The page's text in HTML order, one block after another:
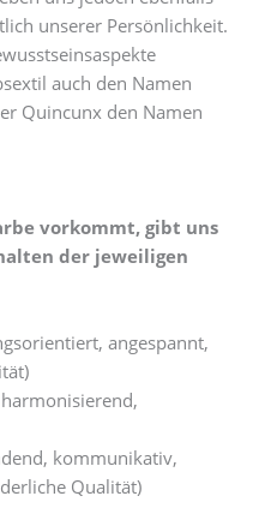
unserer Persönlichkeit.
auch den Namen
Quincunx den Namen
vorkommt, gibt uns
der jeweiligen
angespannt,
kommunikativ,
Qualität)